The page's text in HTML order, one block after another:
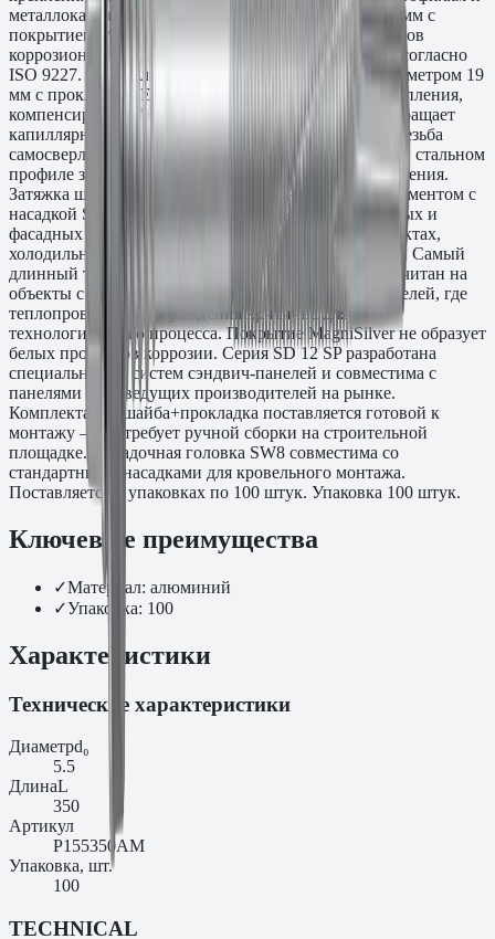
металлокаркасу. Корпус из стали диаметром 5,5/6,3 мм с
покрытием MagniSilver сертифицирован на 1000 часов
коррозионной стойкости в камере соляного тумана согласно
ISO 9227. В комплекте алюминиевая шайба A19 диаметром 19
мм с прокладкой EPDM — герметизирует место крепления,
компенсирует деформацию под головкой и предотвращает
капиллярное проникновение влаги в зону резьбы. Резьба
самосверлящего типа формирует посадочное место в стальном
профиле за один проход без предварительного сверления.
Затяжка шуруповёртом или пневматическим инструментом с
насадкой SW8. Применяется при монтаже кровельных и
фасадных сэндвич-панелей на промышленных объектах,
холодильных складах, изотермических помещениях. Самый
длинный типоразмер серии SP — L≈350 мм — рассчитан на
объекты с экстремально толстым заполнителем панелей, где
теплопроводность ограждения критична для
технологического процесса. Покрытие MagniSilver не образует
белых продуктов коррозии. Серия SD 12 SP разработана
специально для систем сэндвич-панелей и совместима с
панелями всех ведущих производителей на рынке.
Комплектация шайба+прокладка поставляется готовой к
монтажу — не требует ручной сборки на строительной
площадке. Посадочная головка SW8 совместима со
стандартными насадками для кровельного монтажа.
Поставляется в упаковках по 100 штук. Упаковка 100 штук.
Ключевые преимущества
✓Материал: алюминий
✓Упаковка: 100
Характеристики
Технические характеристики
Диаметрd₀
5.5
ДлинаL
350
Артикул
P155350AM
Упаковка, шт.
100
TECHNICAL